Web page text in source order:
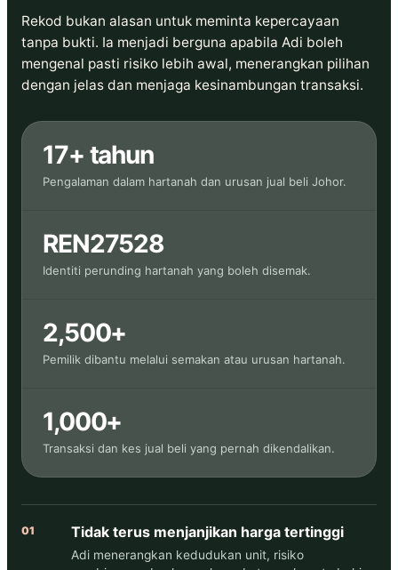
Rekod bukan alasan untuk meminta kepercayaan
tanpa bukti. Ia menjadi berguna apabila Adi boleh
mengenal pasti risiko lebih awal, menerangkan pilihan
dengan jelas dan menjaga kesinambungan transaksi.
17+ tahun
Pengalaman dalam hartanah dan urusan jual beli Johor.
REN27528
Identiti perunding hartanah yang boleh disemak.
2,500+
Pemilik dibantu melalui semakan atau urusan hartanah.
1,000+
Transaksi dan kes jual beli yang pernah dikendalikan.
01 Tidak terus menjanjikan harga tertinggi
Adi menerangkan kedudukan unit, risiko